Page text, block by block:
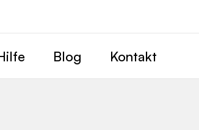
Blog Kontakt